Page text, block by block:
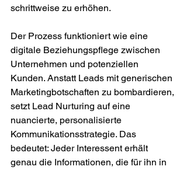
schrittweise zu erhöhen.
Der Prozess funktioniert wie eine
digitale Beziehungspflege zwischen
Unternehmen und potenziellen
Kunden. Anstatt Leads mit generischen
Marketingbotschaften zu bombardieren,
setzt Lead Nurturing auf eine
nuancierte, personalisierte
Kommunikationsstrategie. Das
bedeutet: Jeder Interessent erhält
genau die Informationen, die für ihn in